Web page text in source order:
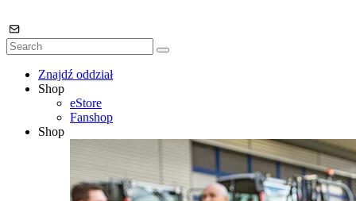
Znajdź oddział
Shop
eStore
Fanshop
Shop